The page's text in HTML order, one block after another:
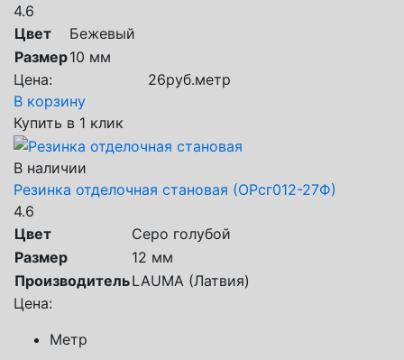
4.6
Цвет
Бежевый
Размер10 мм
Цена:
26руб.метр
В корзину
Купить в 1 клик
В наличии
Резинка отделочная становая (ОРсг012-27Ф)
4.6
Цвет
Серо голубой
Размер
12 мм
ПроизводительLAUMA (Латвия)
Цена:
Метр